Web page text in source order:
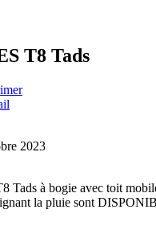
T8 Tads
2023
Tads à bogie avec toit
la pluie sont